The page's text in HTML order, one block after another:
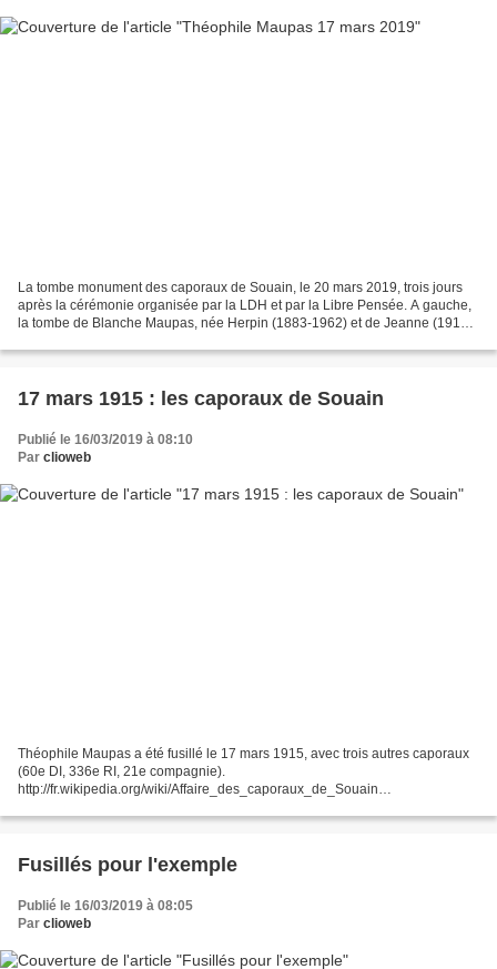
La tombe monument des caporaux de Souain, le 20 mars 2019, trois jours
après la cérémonie organisée par la LDH et par la Libre Pensée. A gauche,
la tombe de Blanche Maupas, née Herpin (1883-1962) et de Jeanne (1910-
17 mars 1915 : les caporaux de Souain
Publié le 16/03/2019 à 08:10
Par clioweb
Théophile Maupas a été fusillé le 17 mars 1915, avec trois autres caporaux
(60e DI, 336e RI, 21e compagnie).
http://fr.wikipedia.org/wiki/Affaire_des_caporaux_de_Souain
de Blanche...
Fusillés pour l'exemple
Publié le 16/03/2019 à 08:05
Par clioweb